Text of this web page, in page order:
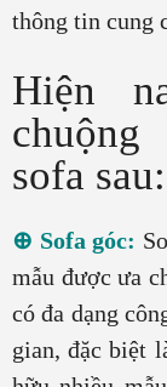
thông tin cung
Hiện
sofa sau:
⊕ Sofa góc:
mẫu được ưa
có đa dạng
gian, đặc biệt